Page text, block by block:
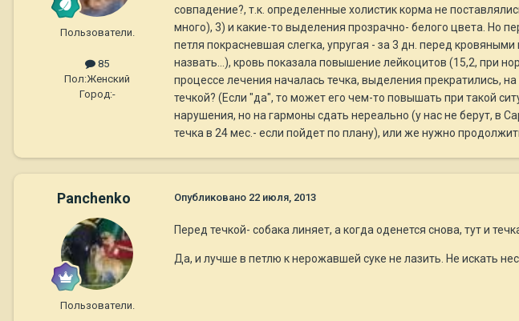
Пользователи.
85
Пол:Женский
Город:-
совпадение?, т.к. определенные холистик корма не
много), 3) и какие-то выделения прозрачно- белого цвета. Но
петля покрасневшая слегка, упругая - за 3 дн. перед
назвать...), кровь показала повышение лейкоцитов (15,2, при
процессе лечения началась течка, выделения прекратились,
течкой? (Если "да", то может его чем-то повышать при такой
нарушения, но на гармоны сдать нереально (у нас не берут, в
течка в 24 мес.- если пойдет по плану), или же нужно
Panchenko
Пользователи.
Опубликовано 22 июля, 2013
Перед течкой- собака линяет, а когда оденется снова, тут и
Да, и лучше в петлю к нерожавшей суке не лазить. Не искать